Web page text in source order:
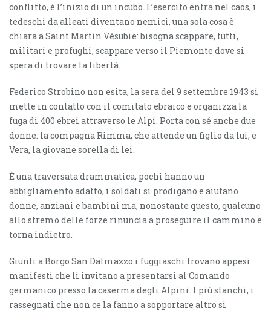
conflitto, è l’inizio di un incubo. L’esercito entra nel caos, i
tedeschi da alleati diventano nemici, una sola cosa è
chiara a Saint Martin Vésubie: bisogna scappare, tutti,
militari e profughi, scappare verso il Piemonte dove si
spera di trovare la libertà.
Federico Strobino non esita, la sera del 9 settembre 1943 si
mette in contatto con il comitato ebraico e organizza la
fuga di 400 ebrei attraverso le Alpi. Porta con sé anche due
donne: la compagna Rimma, che attende un figlio da lui, e
Vera, la giovane sorella di lei.
È una traversata drammatica, pochi hanno un
abbigliamento adatto, i soldati si prodigano e aiutano
donne, anziani e bambini ma, nonostante questo, qualcuno
allo stremo delle forze rinuncia a proseguire il cammino e
torna indietro.
Giunti a Borgo San Dalmazzo i fuggiaschi trovano appesi
manifesti che li invitano a presentarsi al Comando
germanico presso la caserma degli Alpini. I più stanchi, i
rassegnati che non ce la fanno a sopportare altro si